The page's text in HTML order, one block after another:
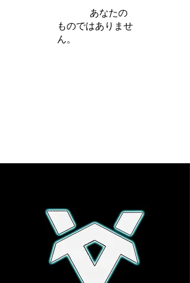
あなたの
ものではありませ
ん。